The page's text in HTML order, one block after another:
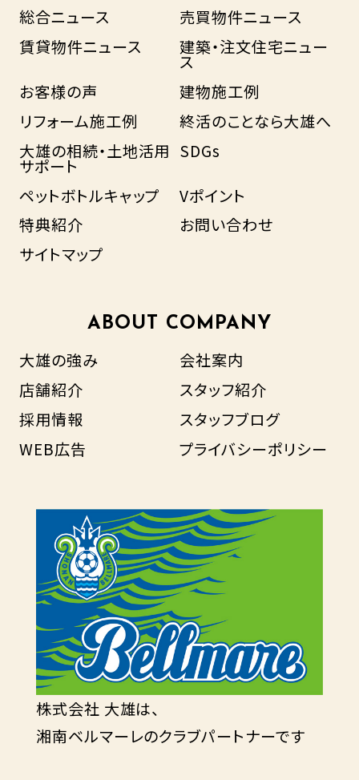
総合ニュース
売買物件ニュース
賃貸物件ニュース
建築・注文住宅ニュー
ス
お客様の声
建物施工例
リフォーム施工例
終活のことなら大雄へ
大雄の相続・土地活用
サポート
SDGs
ペットボトルキャップ
Vポイント
特典紹介
お問い合わせ
サイトマップ
ABOUT COMPANY
大雄の強み
会社案内
店舗紹介
スタッフ紹介
採用情報
スタッフブログ
WEB広告
プライバシーポリシー
株式会社 大雄は、
湘南ベルマーレのクラブパートナーです